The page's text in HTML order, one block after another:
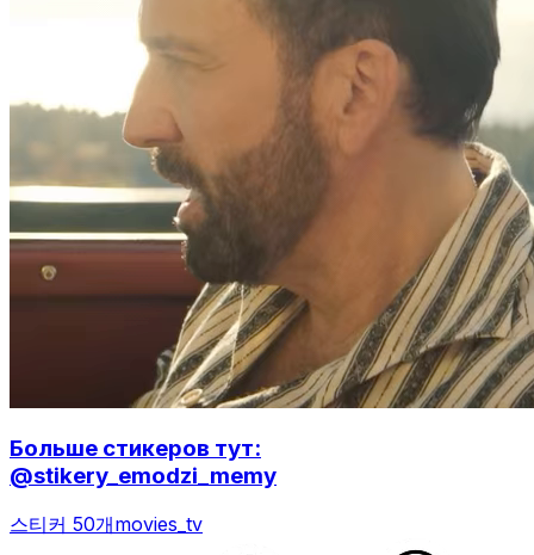
Больше стикеров тут:
@stikery_emodzi_memy
스티커 50개movies_tv